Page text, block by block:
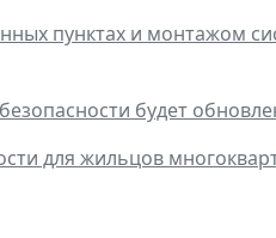
пунктах и монтажом
будет
для жильцов